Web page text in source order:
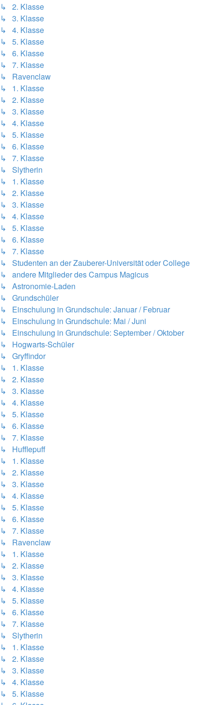
↳ 2. Klasse
↳ 3. Klasse
↳ 4. Klasse
↳ 5. Klasse
↳ 6. Klasse
↳ 7. Klasse
↳ Ravenclaw
↳ 1. Klasse
↳ 2. Klasse
↳ 3. Klasse
↳ 4. Klasse
↳ 5. Klasse
↳ 6. Klasse
↳ 7. Klasse
↳ Slytherin
↳ 1. Klasse
↳ 2. Klasse
↳ 3. Klasse
↳ 4. Klasse
↳ 5. Klasse
↳ 6. Klasse
↳ 7. Klasse
↳ Studenten an der Zauberer-Universität oder College
↳ andere Mitglieder des Campus Magicus
↳ Astronomie-Laden
↳ Grundschüler
↳ Einschulung in Grundschule: Januar / Februar
↳ Einschulung in Grundschule: Mai / Juni
↳ Einschulung in Grundschule: September / Oktober
↳ Hogwarts-Schüler
↳ Gryffindor
↳ 1. Klasse
↳ 2. Klasse
↳ 3. Klasse
↳ 4. Klasse
↳ 5. Klasse
↳ 6. Klasse
↳ 7. Klasse
↳ Hufflepuff
↳ 1. Klasse
↳ 2. Klasse
↳ 3. Klasse
↳ 4. Klasse
↳ 5. Klasse
↳ 6. Klasse
↳ 7. Klasse
↳ Ravenclaw
↳ 1. Klasse
↳ 2. Klasse
↳ 3. Klasse
↳ 4. Klasse
↳ 5. Klasse
↳ 6. Klasse
↳ 7. Klasse
↳ Slytherin
↳ 1. Klasse
↳ 2. Klasse
↳ 3. Klasse
↳ 4. Klasse
↳ 5. Klasse